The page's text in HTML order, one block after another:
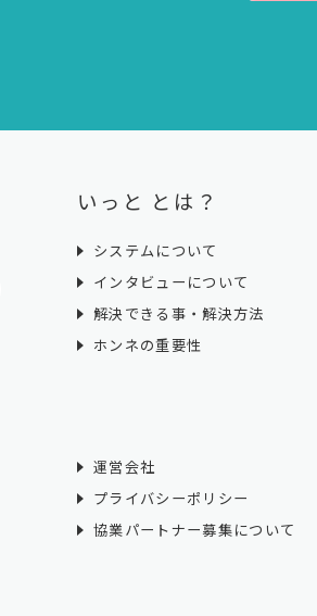
いっと とは？
システムについて
インタビューについて
解決できる事・解決方法
ホンネの重要性
運営会社
プライバシーポリシー
協業パートナー募集について